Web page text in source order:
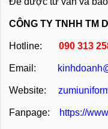
CÔNG TY TNHH TM
Hotline: 090 313
Email:
Website:
Fanpage: https://